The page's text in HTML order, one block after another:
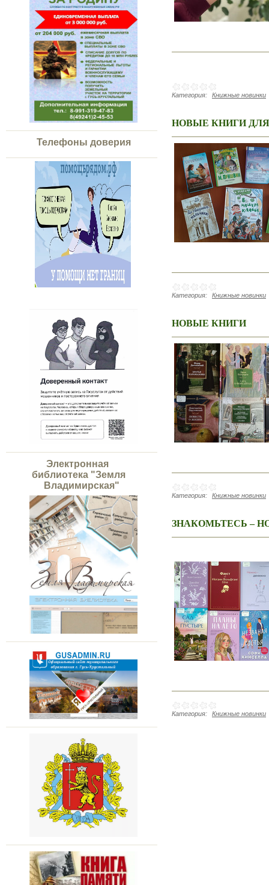
Телефоны доверия
Электронная
библиотека "Земля
Владимирская"
Категория: Книжные новинки
НОВЫЕ КНИГИ
Категория: Книжные новинки
НОВЫЕ КНИГИ
Категория: Книжные новинки
ЗНАКОМЬТЕСЬ –
Категория: Книжные новинки